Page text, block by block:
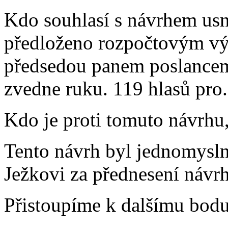
Kdo souhlasí s návrhem
předloženo rozpočtovým
předsedou panem
zvedne ruku. 119 hlasů pro.
Kdo je proti tomuto
Tento návrh byl
Ježkovi za přednesení
Přistoupíme k dalšímu